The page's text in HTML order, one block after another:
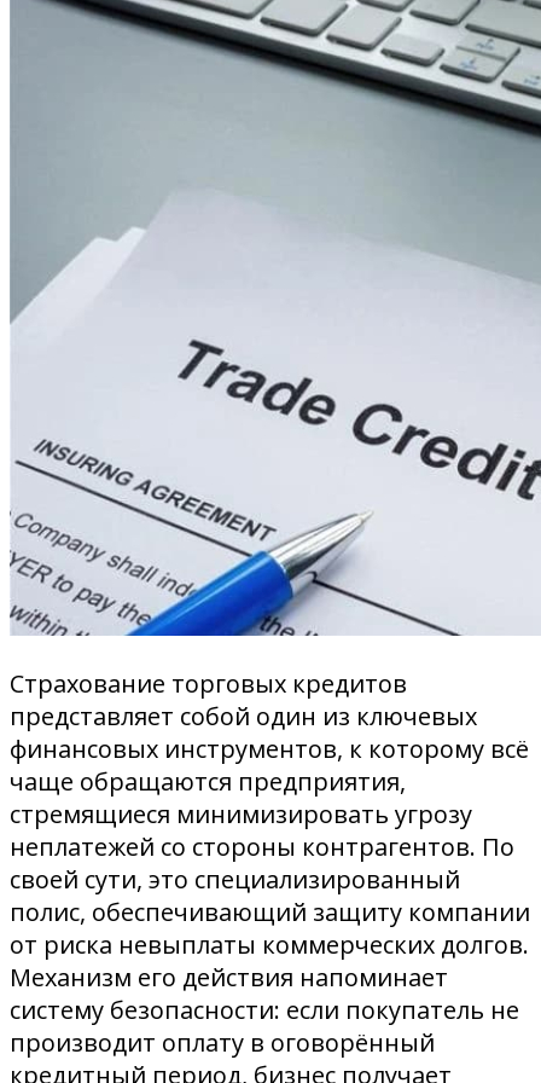
Страхование торговых кредитов
представляет собой один из ключевых
финансовых инструментов, к которому всё
чаще обращаются предприятия,
стремящиеся минимизировать угрозу
неплатежей со стороны контрагентов. По
своей сути, это специализированный
полис, обеспечивающий защиту компании
от риска невыплаты коммерческих долгов.
Механизм его действия напоминает
систему безопасности: если покупатель не
производит оплату в оговорённый
кредитный период, бизнес получает